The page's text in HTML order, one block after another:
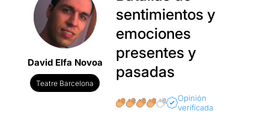
David Elfa Novoa
Teatre Barcelona
sentimientos y
emociones
presentes y
pasadas
Opinión
verificada